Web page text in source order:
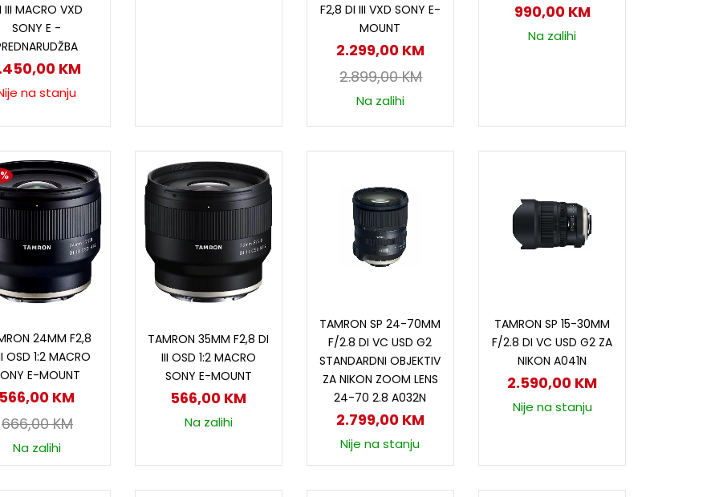
III MACRO VXD
SONY E -
KM
na stanju
F2,8 DI III VXD SONY E-
MOUNT
2.299,00 KM
2.899,00KM
Na zalihi
990,00 KM
Na zalihi
24MM F2,8
OSD 1:2 MACRO
E-MOUNT
KM
666,00KM
Na zalihi
TAMRON 35MM F2,8 DI
III OSD 1:2 MACRO
SONY E-MOUNT
566,00 KM
Na zalihi
TAMRON SP 24-70MM
F/2.8 DI VC USD G2
STANDARDNI OBJEKTIV
ZA NIKON ZOOM LENS
24-70 2.8 A032N
2.799,00 KM
Nije na stanju
TAMRON SP 15-30MM
F/2.8 DI VC USD G2 ZA
NIKON A041N
2.590,00 KM
Nije na stanju